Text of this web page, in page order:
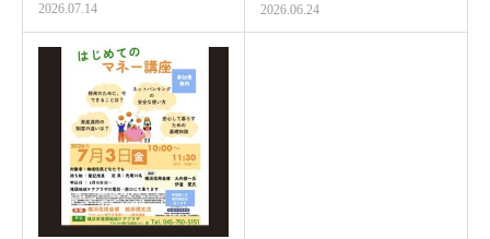
2026.07.14 2026.06.24